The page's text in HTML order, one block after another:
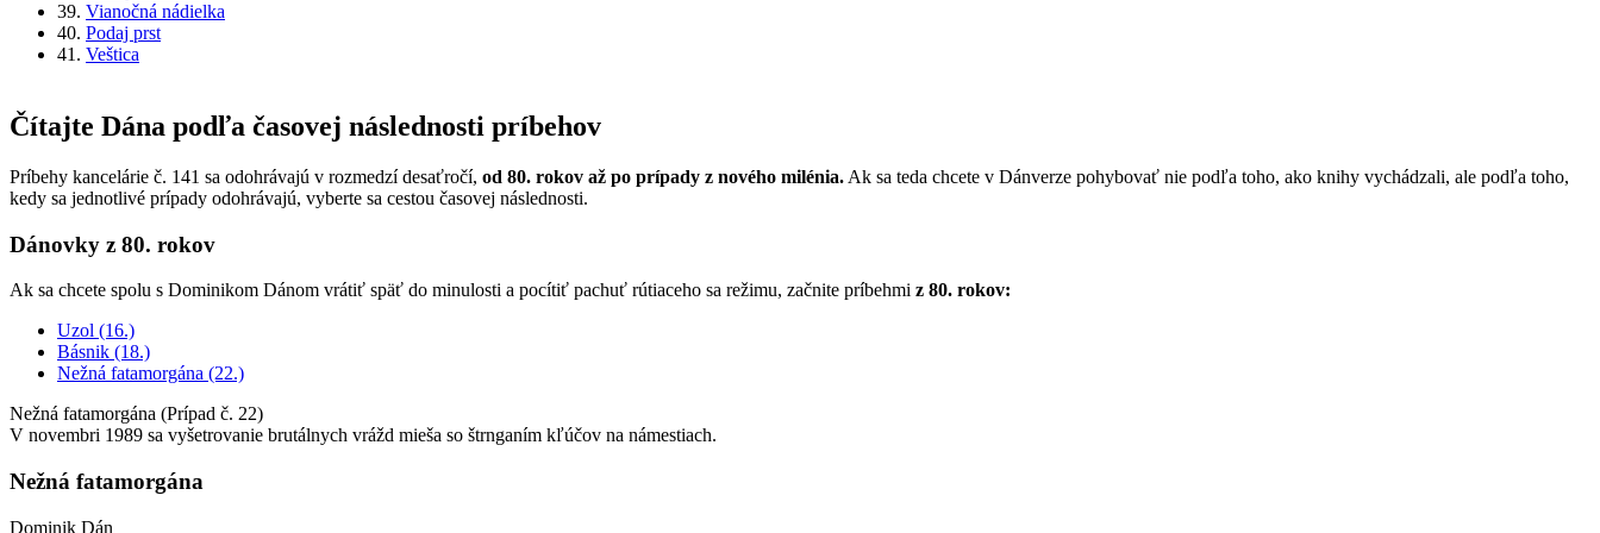
39. Vianočná nádielka
40. Podaj prst
41. Veštica
Čítajte Dána podľa časovej následnosti príbehov
Príbehy kancelárie č. 141 sa odohrávajú v rozmedzí desaťročí, od 80. rokov až po prípady z nového milénia. Ak sa teda chcete v Dánverze pohybovať nie podľa toho, ako knihy vychádzali, ale podľa toho,
kedy sa jednotlivé prípady odohrávajú, vyberte sa cestou časovej následnosti.
Dánovky z 80. rokov
Ak sa chcete spolu s Dominikom Dánom vrátiť späť do minulosti a pocítiť pachuť rútiaceho sa režimu, začnite príbehmi z 80. rokov:
Uzol (16.)
Básnik (18.)
Nežná fatamorgána (22.)
Nežná fatamorgána (Prípad č. 22)
V novembri 1989 sa vyšetrovanie brutálnych vrážd mieša so štrnganím kľúčov na námestiach.
Nežná fatamorgána
Dominik Dán